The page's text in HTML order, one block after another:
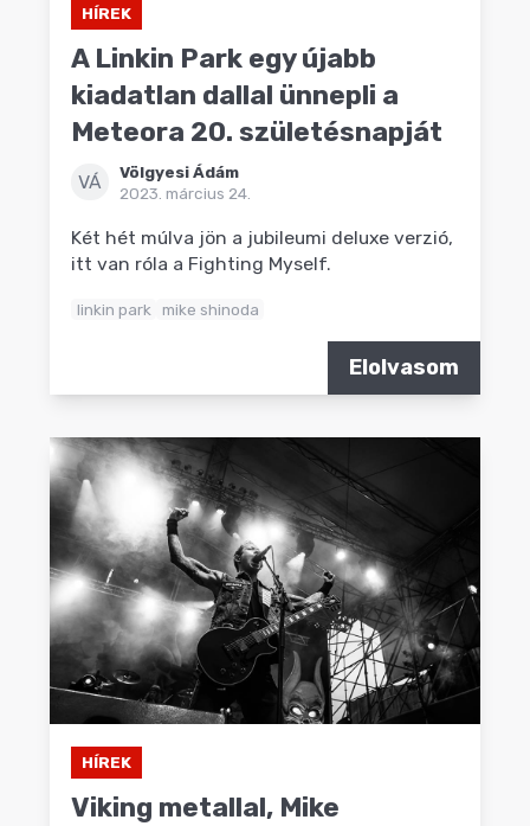
HÍREK
A Linkin Park egy újabb
kiadatlan dallal ünnepli a
Meteora 20. születésnapját
VÁ
Völgyesi Ádám
2023. március 24.
Két hét múlva jön a jubileumi deluxe verzió,
itt van róla a Fighting Myself.
linkin park mike shinoda
Elolvasom
HÍREK
Viking metallal, Mike